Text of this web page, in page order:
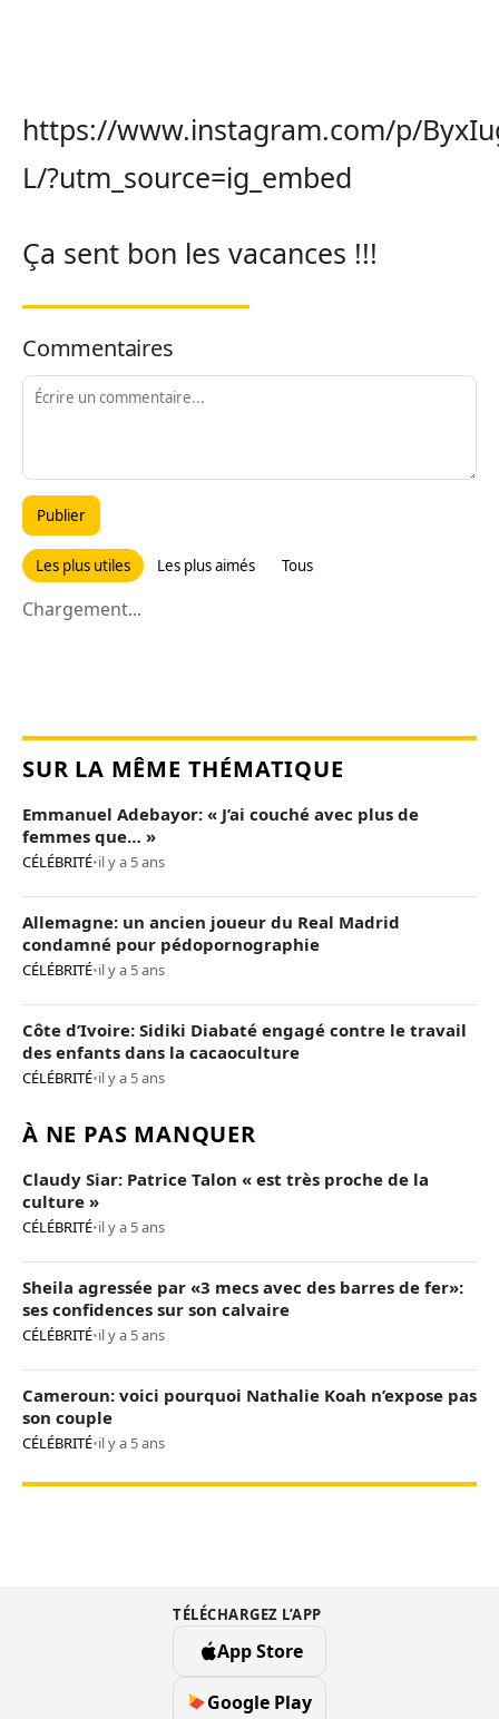
https://www.instagram.com/p/
L/?utm_source=ig_embed
Ça sent bon les vacances !!!
Commentaires
Publier
Les plus utiles Les plus aimés Tous
Chargement...
SUR LA MÊME THÉMATIQUE
Emmanuel Adebayor: « J’ai couché avec plus de
femmes que… »
CÉLÉBRITÉ•il y a 5 ans
Allemagne: un ancien joueur du Real Madrid
condamné pour pédopornographie
CÉLÉBRITÉ•il y a 5 ans
Côte d’Ivoire: Sidiki Diabaté engagé contre le travail
des enfants dans la cacaoculture
CÉLÉBRITÉ•il y a 5 ans
À NE PAS MANQUER
Claudy Siar: Patrice Talon « est très proche de la
culture »
CÉLÉBRITÉ•il y a 5 ans
Sheila agressée par «3 mecs avec des barres de fer»:
ses confidences sur son calvaire
CÉLÉBRITÉ•il y a 5 ans
Cameroun: voici pourquoi Nathalie Koah n’expose pas
son couple
CÉLÉBRITÉ•il y a 5 ans
TÉLÉCHARGEZ L’APP
App Store
Google Play